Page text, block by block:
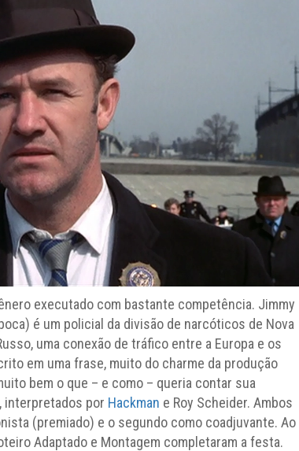
executado com bastante competência. Jimmy
é um policial da divisão de narcóticos de Nova
uma conexão de tráfico entre a Europa e os
em uma frase, muito do charme da produção
bem o que – e como – queria contar sua
interpretados por Hackman e Roy Scheider. Ambos
(premiado) e o segundo como coadjuvante. Ao
Adaptado e Montagem completaram a festa.